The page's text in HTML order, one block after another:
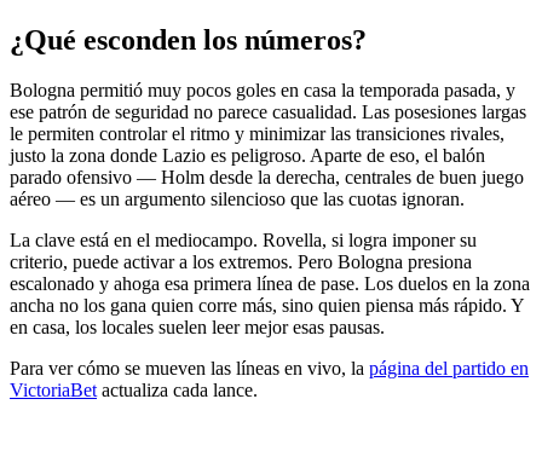
¿Qué esconden los números?
Bologna permitió muy pocos goles en casa la temporada pasada, y
ese patrón de seguridad no parece casualidad. Las posesiones largas
le permiten controlar el ritmo y minimizar las transiciones rivales,
justo la zona donde Lazio es peligroso. Aparte de eso, el balón
parado ofensivo — Holm desde la derecha, centrales de buen juego
aéreo — es un argumento silencioso que las cuotas ignoran.
La clave está en el mediocampo. Rovella, si logra imponer su
criterio, puede activar a los extremos. Pero Bologna presiona
escalonado y ahoga esa primera línea de pase. Los duelos en la zona
ancha no los gana quien corre más, sino quien piensa más rápido. Y
en casa, los locales suelen leer mejor esas pausas.
Para ver cómo se mueven las líneas en vivo, la página del partido en
VictoriaBetactualiza cada lance.